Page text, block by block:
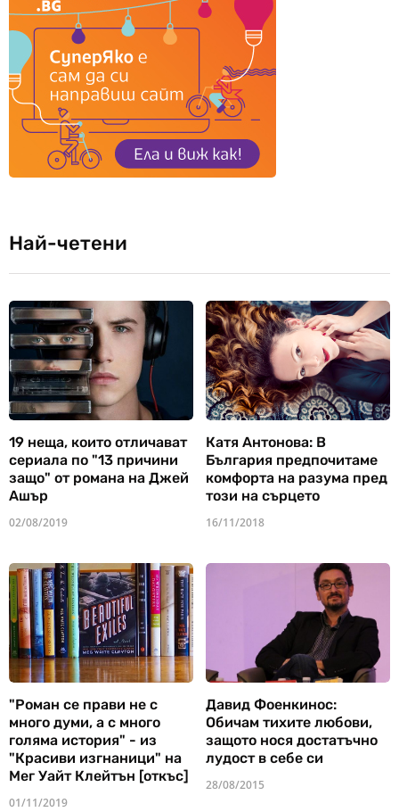
Най-четени
19 неща, които отличават
сериала по "13 причини
защо" от романа на Джей
Ашър
02/08/2019
Катя Антонова: В
България предпочитаме
комфорта на разума пред
този на сърцето
16/11/2018
"Роман се прави не с
много думи, а с много
голяма история" - из
"Красиви изгнаници" на
Мег Уайт Клейтън [откъс]
01/11/2019
Давид Фоенкинос:
Обичам тихите любови,
защото нося достатъчно
лудост в себе си
28/08/2015